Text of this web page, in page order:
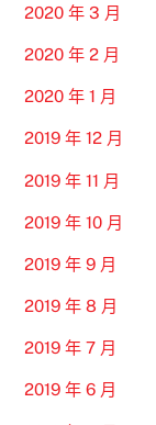
2020 年 3 月
2020 年 2 月
2020 年 1 月
2019 年 12 月
2019 年 11 月
2019 年 10 月
2019 年 9 月
2019 年 8 月
2019 年 7 月
2019 年 6 月